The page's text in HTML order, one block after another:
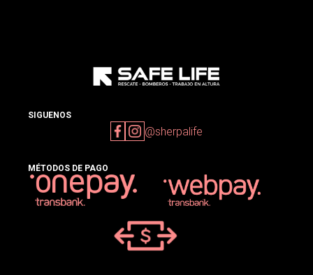
SIGUENOS
@sherpalife
MÉTODOS DE PAGO